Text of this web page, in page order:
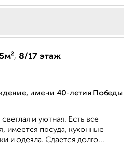
8/17 этаж
имени 40-летия Победы
и уютная. Есть все
имеется посуда, кухонные
и одеяла. Сдается долго...